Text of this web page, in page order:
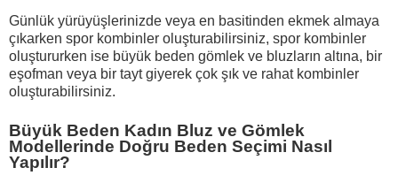
Günlük yürüyüşlerinizde veya en basitinden ekmek almaya
çıkarken spor kombinler oluşturabilirsiniz, spor kombinler
oluştururken ise büyük beden gömlek ve bluzların altına, bir
eşofman veya bir tayt giyerek çok şık ve rahat kombinler
oluşturabilirsiniz.
Büyük Beden Kadın Bluz ve Gömlek
Modellerinde Doğru Beden Seçimi Nasıl
Yapılır?